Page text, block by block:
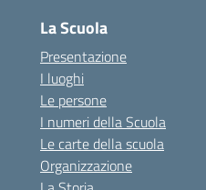
La Scuola
Presentazione
I luoghi
Le persone
I numeri della Scuola
Le carte della scuola
Organizzazione